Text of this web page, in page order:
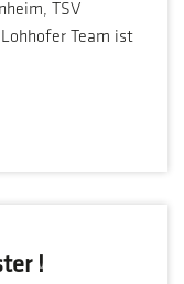
TSV
Lohhofer Team ist
!